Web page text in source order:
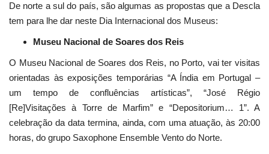
De norte a sul do país, são algumas as propostas que a Descla
tem para lhe dar neste Dia Internacional dos Museus:
Museu Nacional de Soares dos Reis
O Museu Nacional de Soares dos Reis, no Porto, vai ter visitas
orientadas às exposições temporárias “A Índia em Portugal –
um tempo de confluências artísticas”, “José Régio
[Re]Visitações à Torre de Marfim” e “Depositorium… 1”. A
celebração da data termina, ainda, com uma atuação, às 20:00
horas, do grupo Saxophone Ensemble Vento do Norte.